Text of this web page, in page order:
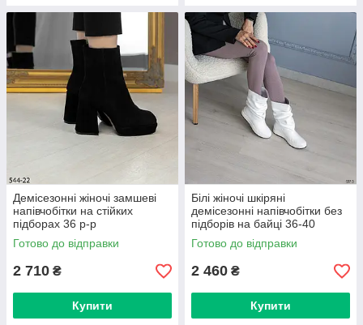
Демісезонні жіночі замшеві
напівчобітки на стійких
підборах 36 р-р
Готово до відправки
2 710 ₴
Купити
Білі жіночі шкіряні
демісезонні напівчобітки без
підборів на байці 36-40
натуральна шкіра Україна
Код 537-3
Готово до відправки
2 460 ₴
Купити